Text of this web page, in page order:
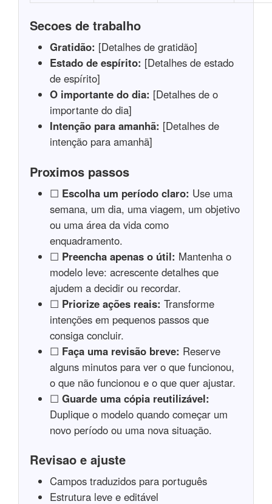
Secoes de trabalho
Gratidão: [Detalhes de gratidão]
Estado de espírito: [Detalhes de estado
de espírito]
O importante do dia: [Detalhes de o
importante do dia]
Intenção para amanhã: [Detalhes de
intenção para amanhã]
Proximos passos
☐ Escolha um período claro: Use uma
semana, um dia, uma viagem, um objetivo
ou uma área da vida como
enquadramento.
☐ Preencha apenas o útil: Mantenha o
modelo leve: acrescente detalhes que
ajudem a decidir ou recordar.
☐ Priorize ações reais: Transforme
intenções em pequenos passos que
consiga concluir.
☐ Faça uma revisão breve: Reserve
alguns minutos para ver o que funcionou,
o que não funcionou e o que quer ajustar.
☐Guarde uma cópia reutilizável:
Duplique o modelo quando começar um
novo período ou uma nova situação.
Revisao e ajuste
Campos traduzidos para português
Estrutura leve e editável